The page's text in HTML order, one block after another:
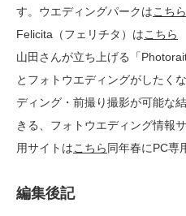
す。ウエディングパークはこちら
Felicita（フェリチタ）はこちら
山田さんが立ち上げる「
とフォトウエディングがしたく
ディング・前撮り撮影が可能な
きる、フォトウエディング情報
用サイトはこちら同年春にPC専
編集後記